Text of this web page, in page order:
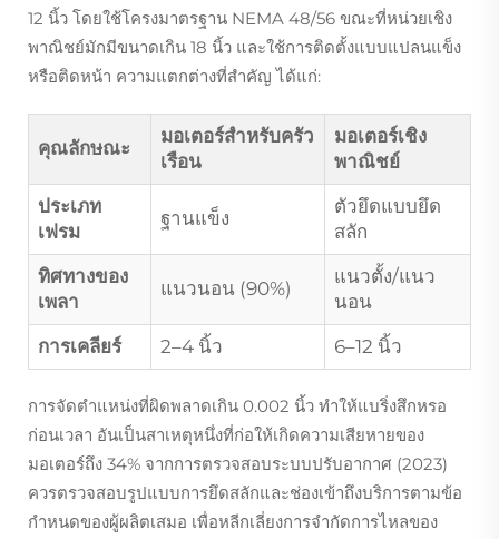
12 นิ้ว โดยใช้โครงมาตรฐาน NEMA 48/56 ขณะที่หน่วยเชิง
พาณิชย์มักมีขนาดเกิน 18 นิ้ว และใช้การติดตั้งแบบแปลนแข็ง
หรือติดหน้า ความแตกต่างที่สำคัญ ได้แก่:
คุณลักษณะ
มอเตอร์สำหรับครัว
เรือน
มอเตอร์เชิง
พาณิชย์
ประเภท
เฟรม
ฐานแข็ง
ตัวยึดแบบยึด
สลัก
ทิศทางของ
เพลา
แนวนอน (90%)
แนวตั้ง/แนว
นอน
การเคลียร์
2–4 นิ้ว 6–12 นิ้ว
การจัดตำแหน่งที่ผิดพลาดเกิน 0.002 นิ้ว ทำให้แบริ่งสึกหรอ
ก่อนเวลา อันเป็นสาเหตุหนึ่งที่ก่อให้เกิดความเสียหายของ
มอเตอร์ถึง 34% จากการตรวจสอบระบบปรับอากาศ (2023)
ควรตรวจสอบรูปแบบการยึดสลักและช่องเข้าถึงบริการตามข้อ
กำหนดของผู้ผลิตเสมอ เพื่อหลีกเลี่ยงการจำกัดการไหลของ